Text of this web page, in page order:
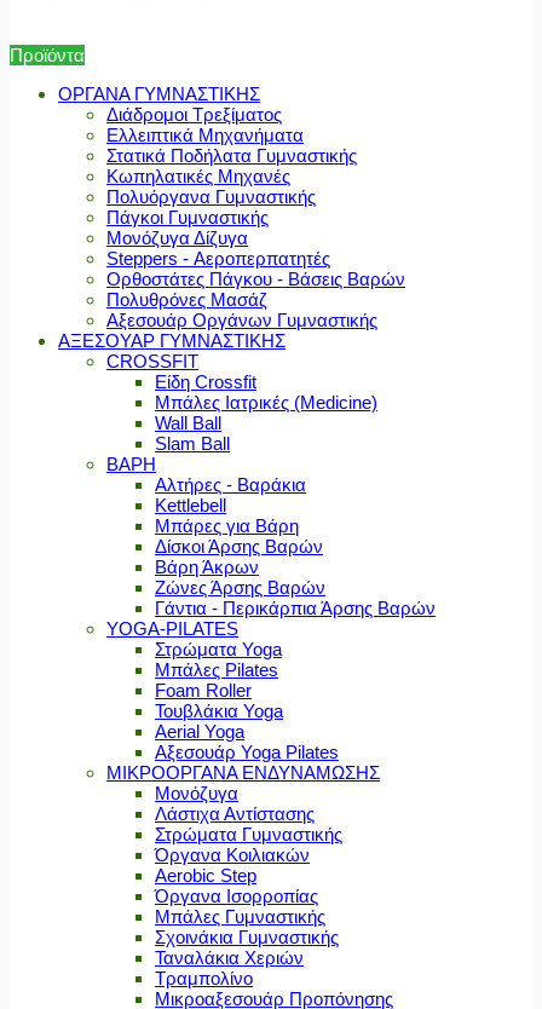
Προϊόντα
ΟΡΓΑΝΑ ΓΥΜΝΑΣΤΙΚΗΣ
Διάδρομοι Τρεξίματος
Ελλειπτικά Μηχανήματα
Στατικά Ποδήλατα Γυμναστικής
Κωπηλατικές Μηχανές
Πολυόργανα Γυμναστικής
Πάγκοι Γυμναστικής
Μονόζυγα Δίζυγα
Steppers - Αεροπερπατητές
Ορθοστάτες Πάγκου - Βάσεις Βαρών
Πολυθρόνες Μασάζ
Αξεσουάρ Οργάνων Γυμναστικής
ΑΞΕΣΟΥΑΡ ΓΥΜΝΑΣΤΙΚΗΣ
CROSSFIT
Είδη Crossfit
Μπάλες Ιατρικές (Medicine)
Wall Ball
Slam Ball
ΒΑΡΗ
Αλτήρες - Βαράκια
Kettlebell
Μπάρες για Βάρη
Δίσκοι Άρσης Βαρών
Βάρη Άκρων
Ζώνες Άρσης Βαρών
Γάντια - Περικάρπια Άρσης Βαρών
YOGA-PILATES
Στρώματα Yoga
Μπάλες Pilates
Foam Roller
Τουβλάκια Yoga
Aerial Yoga
Αξεσουάρ Yoga Pilates
ΜΙΚΡΟΟΡΓΑΝΑ ΕΝΔΥΝΑΜΩΣΗΣ
Μονόζυγα
Λάστιχα Αντίστασης
Στρώματα Γυμναστικής
Όργανα Κοιλιακών
Aerobic Step
Όργανα Ισορροπίας
Μπάλες Γυμναστικής
Σχοινάκια Γυμναστικής
Ταναλάκια Χεριών
Τραμπολίνο
Μικροαξεσουάρ Προπόνησης